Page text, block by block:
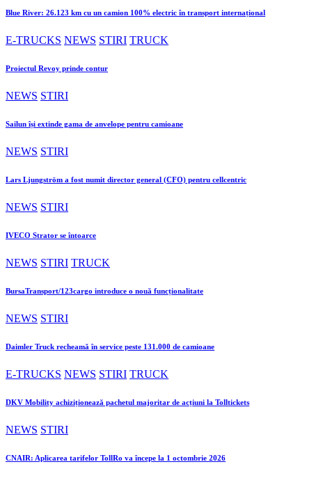
Blue River: 26.123 km cu un camion 100% electric în transport internațional
E-TRUCKS NEWS STIRI TRUCK
Proiectul Revoy prinde contur
NEWS STIRI
Sailun își extinde gama de anvelope pentru camioane
NEWS STIRI
Lars Ljungström a fost numit director general (CFO) pentru cellcentric
NEWS STIRI
IVECO Strator se întoarce
NEWS STIRI TRUCK
BursaTransport/123cargo introduce o nouă funcționalitate
NEWS STIRI
Daimler Truck recheamă în service peste 131.000 de camioane
E-TRUCKS NEWS STIRI TRUCK
DKV Mobility achiziționează pachetul majoritar de acțiuni la Tolltickets
NEWS STIRI
CNAIR: Aplicarea tarifelor TollRo va începe la 1 octombrie 2026